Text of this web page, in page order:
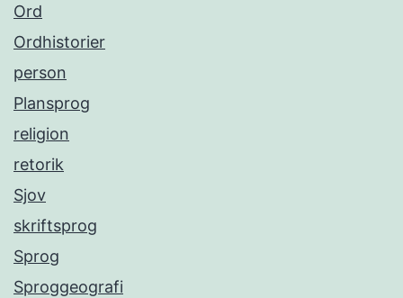
Ord
Ordhistorier
person
Plansprog
religion
retorik
Sjov
skriftsprog
Sprog
Sproggeografi